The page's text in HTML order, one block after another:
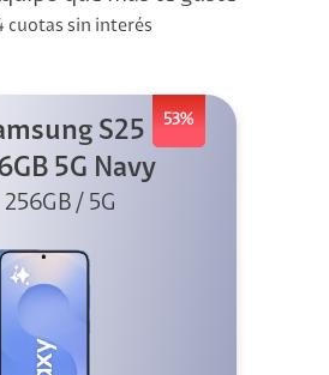
cuotas sin interés
53%
S25
5G Navy
256GB / 5G